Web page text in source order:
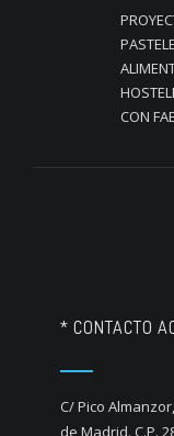
CON
* CONTACTO
C/ Pico
de Madrid. C.P.